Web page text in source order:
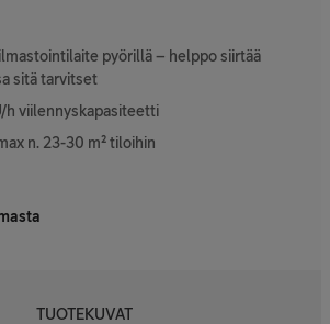
pyörillä – helppo siirtää
sitä tarvitset
h viilennyskapasiteetti
n. 23-30 m² tiloihin
TUOTEKUVAT